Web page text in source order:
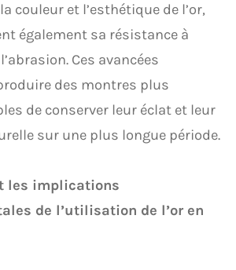
couleur et l’esthétique de l’or,
également sa résistance à
Ces avancées
des montres plus
de conserver leur éclat et leur
sur une plus longue période.
les implications
de l’utilisation de l’or en